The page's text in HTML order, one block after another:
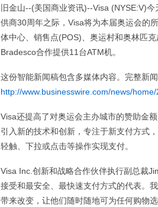
旧金山--(美国商业资讯)--Visa (NYSE:V)
供商30周年之际，Visa将为本届奥运会的
体中心、销售点(POS)、奥运村和奥林匹
Bradesco合作提供11台ATM机。
这份智能新闻稿包含多媒体内容。完整新
http://www.businesswire.com/news/
Visa还提高了对奥运会主办城市的赞助金
引入新的技术和创新，专注于新支付方式
轻触、下拉或点击等操作实现支付。
Visa Inc.创新和战略合作伙伴执行副总裁
接受和最安全、最快速支付方式的代表。
带来改变，让他们随时随地可为任何购物